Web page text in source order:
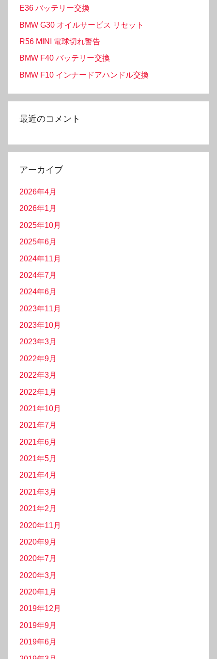
E36 バッテリー交換
BMW G30 オイルサービス リセット
R56 MINI 電球切れ警告
BMW F40 バッテリー交換
BMW F10 インナードアハンドル交換
最近のコメント
アーカイブ
2026年4月
2026年1月
2025年10月
2025年6月
2024年11月
2024年7月
2024年6月
2023年11月
2023年10月
2023年3月
2022年9月
2022年3月
2022年1月
2021年10月
2021年7月
2021年6月
2021年5月
2021年4月
2021年3月
2021年2月
2020年11月
2020年9月
2020年7月
2020年3月
2020年1月
2019年12月
2019年9月
2019年6月